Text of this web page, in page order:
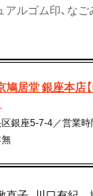
ルゴム印、な
鳩居堂 銀座本店
区銀座5-7-4／営業
無